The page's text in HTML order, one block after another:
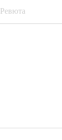
Ревюта